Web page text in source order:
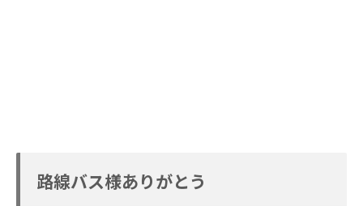
路線バス様ありがとう